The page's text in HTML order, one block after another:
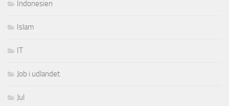
Indonesien
Islam
IT
Job i udlandet
Jul